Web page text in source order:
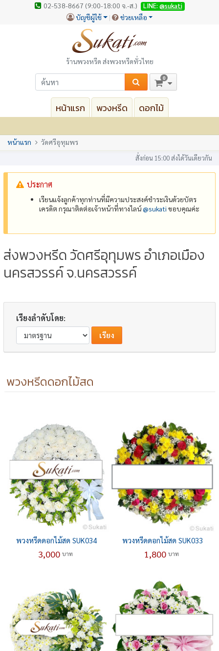
02-538-8667 (9:00-18:00 จ.-ส.) LINE: @sukati
บัญชีผู้ใช้ ช่วยเหลือ
ร้านพวงหรีด ส่งพวงหรีดทั่วไทย
0
หน้าแรก พวงหรีด ดอกไม้
หน้าแรก วัดศรีอุทุมพร
สั่งก่อน 15:00 ส่งได้วันเดียวกัน
ประกาศ
เรียนแจ้งลูกค้าทุกท่านที่มีความประสงค์ชำระเงินด้วยบัตร
เครดิต กรุณาติดต่อเจ้าหน้าที่ทางไลน์@‌sukati ขอบคุณค่ะ
ส่งพวงหรีด วัดศรีอุทุมพร อำเภอเมือง
นครสวรรค์ จ.นครสวรรค์
เรียงลำดับโดย:
พวงหรีดดอกไม้สด
พวงหรีดดอกไม้สด SUK034
3,000 บาท
พวงหรีดดอกไม้สด SUK033
1,800 บาท